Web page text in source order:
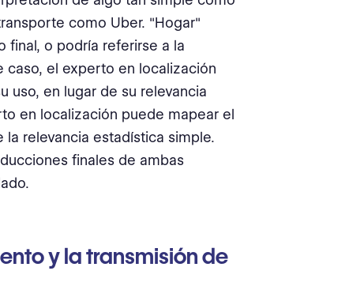
como Uber. "Hogar"
final, o podría referirse a la
caso, el experto en localización
uso, en lugar de su relevancia
en localización puede mapear el
relevancia estadística simple.
finales de ambas
y la transmisión de